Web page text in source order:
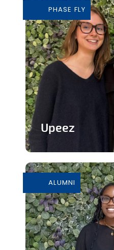
En savoir plus
PHASE FLY
Upeez
grillons
En savoir plus
ALUMNI